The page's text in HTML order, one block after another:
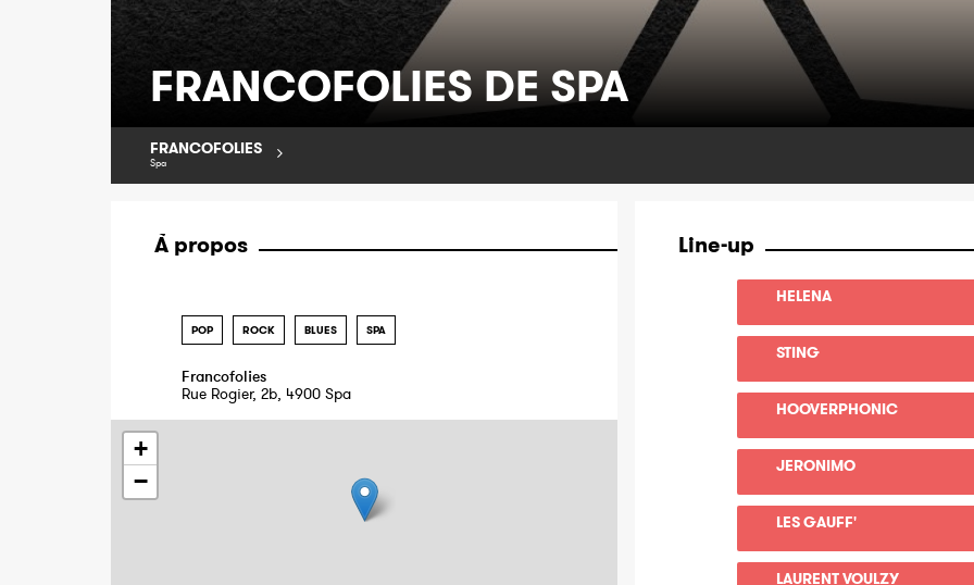
FRANCOFOLIES DE SPA
FRANCOFOLIES
Spa
À propos
POP ROCK BLUES SPA
Francofolies
Rue Rogier, 2b, 4900 Spa
+
−
Line-up
HELENA
STING
HOOVERPHONIC
JERONIMO
LES GAUFF'
LAURENT VOULZY